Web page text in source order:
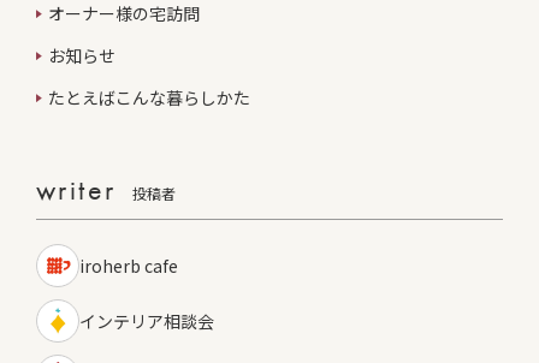
オーナー様の宅訪問
お知らせ
たとえばこんな暮らしかた
writer 投稿者
iroherb cafe
インテリア相談会